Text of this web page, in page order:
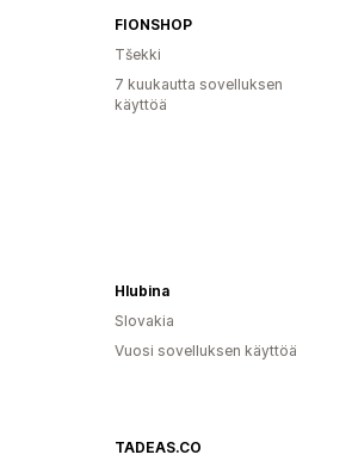
FIONSHOP
Tšekki
7 kuukautta sovelluksen
käyttöä
Hlubina
Slovakia
Vuosi sovelluksen käyttöä
TADEAS.CO